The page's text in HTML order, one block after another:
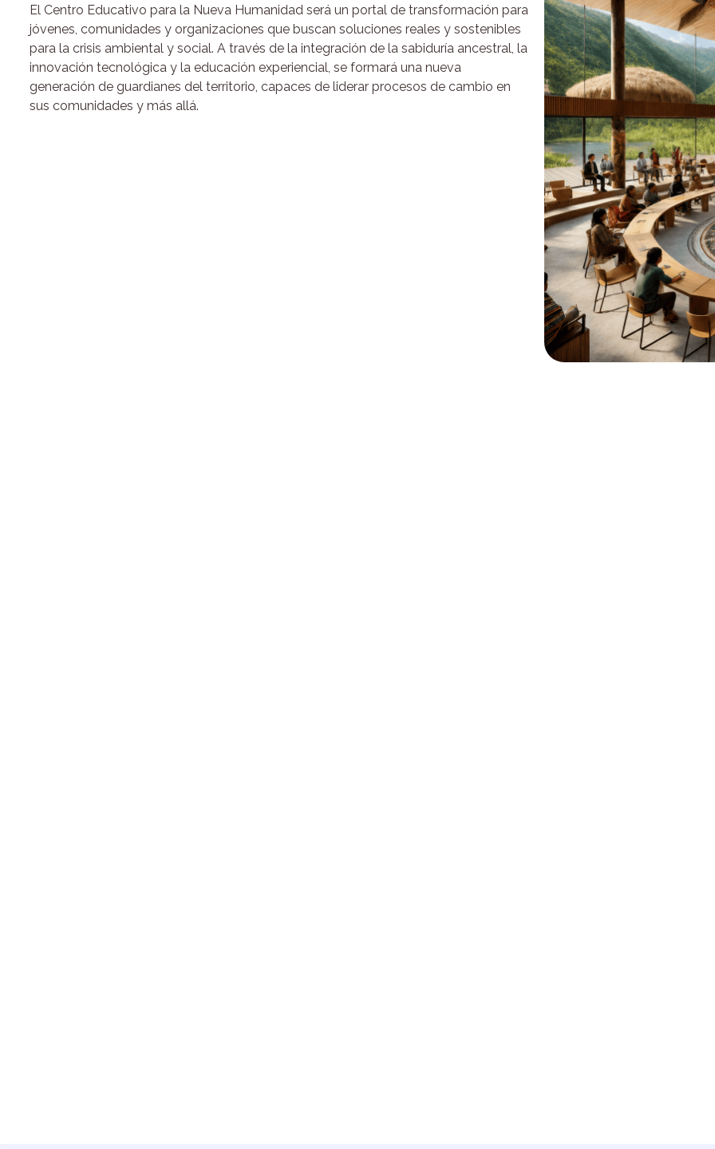
El Centro Educativo para la Nueva Humanidad será un portal de transformación para
jóvenes, comunidades y organizaciones que buscan soluciones reales y sostenibles
para la crisis ambiental y social. A través de la integración de la sabiduría ancestral, la
innovación tecnológica y la educación experiencial, se formará una nueva
generación de guardianes del territorio, capaces de liderar procesos de cambio en
sus comunidades y más allá.